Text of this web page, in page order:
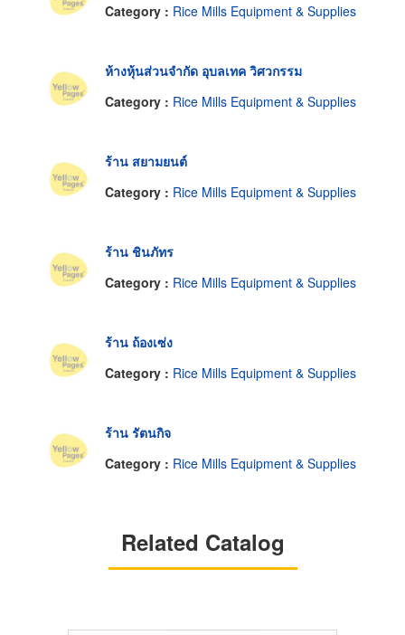
Category : Rice Mills Equipment & Supplies
ห้างหุ้นส่วนจำกัด อุบลเทค วิศวกรรม
Category : Rice Mills Equipment & Supplies
ร้าน สยามยนต์
Category : Rice Mills Equipment & Supplies
ร้าน ชินภัทร
Category : Rice Mills Equipment & Supplies
ร้าน ถ้องเซ่ง
Category : Rice Mills Equipment & Supplies
ร้าน รัตนกิจ
Category : Rice Mills Equipment & Supplies
Related Catalog